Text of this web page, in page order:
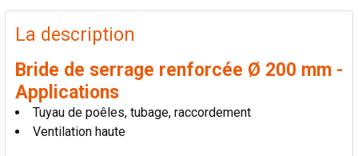
PRODUITS
FRÉQUEMMENT
ACHETÉS
TOUT
SÉLECTIONNER
La description
Bride de serrage renforcée Ø 200 mm -
Applications
Tuyau de poêles, tubage, raccordement
Ventilation haute